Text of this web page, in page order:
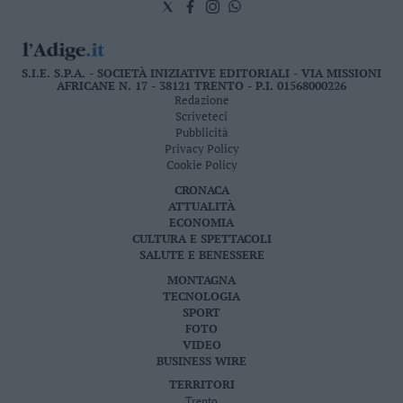
S.I.E. S.P.A. - SOCIETÀ INIZIATIVE EDITORIALI - VIA MISSIONI
AFRICANE N. 17 - 38121 TRENTO - P.I. 01568000226
Redazione
Scriveteci
Pubblicità
Privacy Policy
Cookie Policy
CRONACA
ATTUALITÀ
ECONOMIA
CULTURA E SPETTACOLI
SALUTE E BENESSERE
MONTAGNA
TECNOLOGIA
SPORT
FOTO
VIDEO
BUSINESS WIRE
TERRITORI